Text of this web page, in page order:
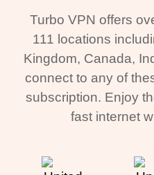
Turbo VPN offers
111 locations
Kingdom, Canada,
connect to any of
subscription. Enjoy
fast internet